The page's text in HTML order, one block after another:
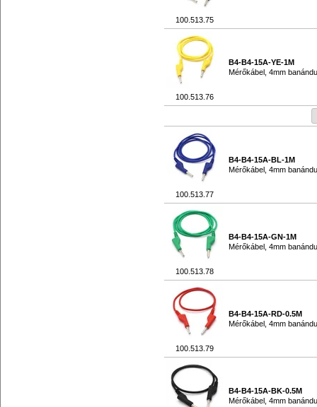
100.513.75
100.513.76
B4-B4-15A-YE-1M
Mérőkábel, 4mm
100.513.77
B4-B4-15A-BL-1M
Mérőkábel, 4mm
100.513.78
B4-B4-15A-GN-1M
Mérőkábel, 4mm
100.513.79
B4-B4-15A-RD-0.5M
Mérőkábel, 4mm
B4-B4-15A-BK-0.5M
Mérőkábel, 4mm